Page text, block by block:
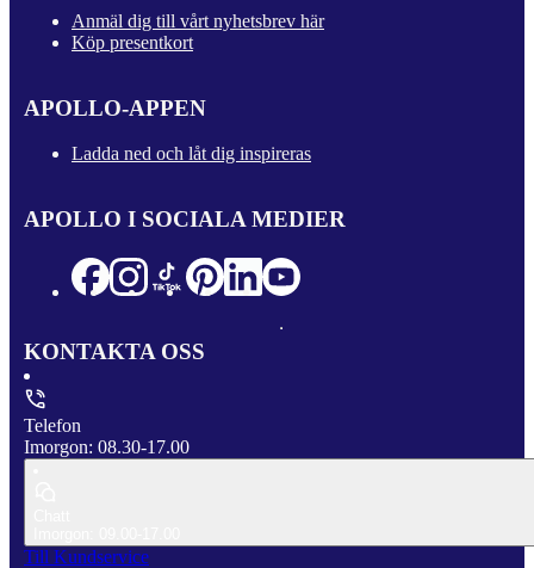
Anmäl dig till vårt nyhetsbrev här
Köp presentkort
APOLLO-APPEN
Ladda ned och låt dig inspireras
APOLLO I SOCIALA MEDIER
KONTAKTA OSS
Telefon
Imorgon: 08.30-17.00
Till Kundservice